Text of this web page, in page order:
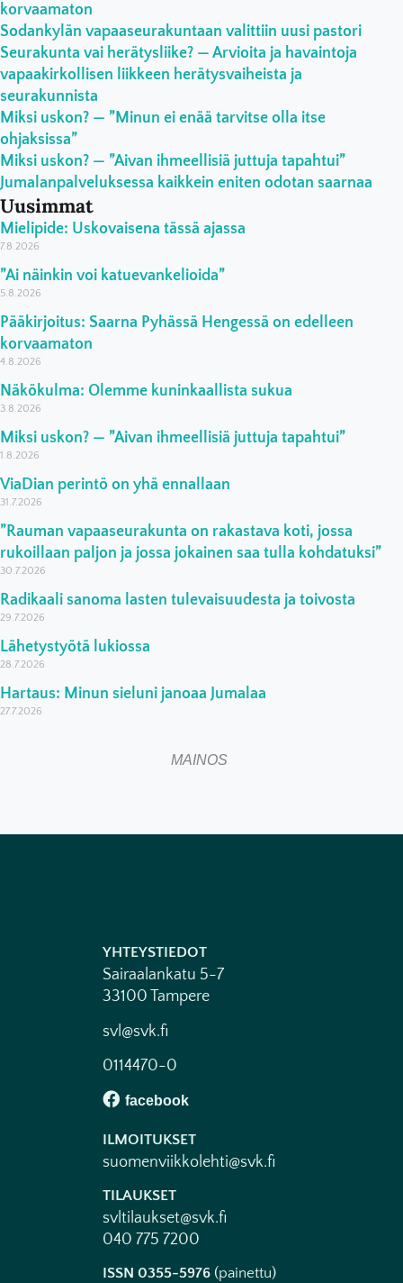
korvaamaton
Sodankylän vapaaseurakuntaan valittiin uusi pastori
Seurakunta vai herätysliike? — Arvioita ja havaintoja
vapaakirkollisen liikkeen herätysvaiheista ja
seurakunnista
Miksi uskon? — ”Minun ei enää tarvitse olla itse
ohjaksissa”
Miksi uskon? — ”Aivan ihmeellisiä juttuja tapahtui”
Jumalanpalveluksessa kaikkein eniten odotan saarnaa
Uusimmat
Mielipide: Uskovaisena tässä ajassa
7.8.2026
”Ai näinkin voi katuevankelioida”
5.8.2026
Pääkirjoitus: Saarna Pyhässä Hengessä on edelleen
korvaamaton
4.8.2026
Näkökulma: Olemme kuninkaallista sukua
3.8.2026
Miksi uskon? — ”Aivan ihmeellisiä juttuja tapahtui”
1.8.2026
ViaDian perintö on yhä ennallaan
31.7.2026
”Rauman vapaaseurakunta on rakastava koti, jossa
rukoillaan paljon ja jossa jokainen saa tulla kohdatuksi”
30.7.2026
Radikaali sanoma lasten tulevaisuudesta ja toivosta
29.7.2026
Lähetystyötä lukiossa
28.7.2026
Hartaus: Minun sieluni janoaa Jumalaa
27.7.2026
MAINOS
YHTEYSTIEDOT
Sairaalankatu 5-7
33100 Tampere
svl@svk.fi
0114470-0
ILMOITUKSET
suomenviikkolehti@svk.fi
TILAUKSET
svltilaukset@svk.fi
040 775 7200
ISSN 0355-5976 (painettu)